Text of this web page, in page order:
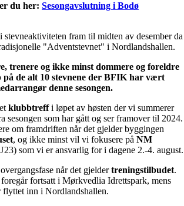
du her: Sesongavslutning i Bodø
stevneaktiviteten fram til midten av desember da
"Adventstevnet" i Nordlandshallen.
trenere og ikke minst dommere og foreldre
på de alt 10 stevnene der BFIK har vært
denne sesongen.
klubbtreffi løpet av høsten der vi summerer
sesongen som har gått og ser framover til 2024.
om framdriften når det gjelder byggingen
, og ikke minst vil vi fokusere på NM
som vi er ansvarlig for i dagene 2.-4. august.
når det gjeldertreningstilbudet.
fortsatt i Mørkvedlia Idrettspark, mens
flyttet inn i Nordlandshallen.